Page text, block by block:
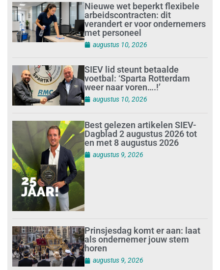
Nieuwe wet beperkt flexibele
arbeidscontracten: dit
verandert er voor ondernemers
met personeel
augustus 10, 2026
SIEV lid steunt betaalde
voetbal: ‘Sparta Rotterdam
weer naar voren….!’
augustus 10, 2026
Best gelezen artikelen SIEV-
Dagblad 2 augustus 2026 tot
en met 8 augustus 2026
augustus 9, 2026
Prinsjesdag komt er aan: laat
als ondernemer jouw stem
horen
augustus 9, 2026